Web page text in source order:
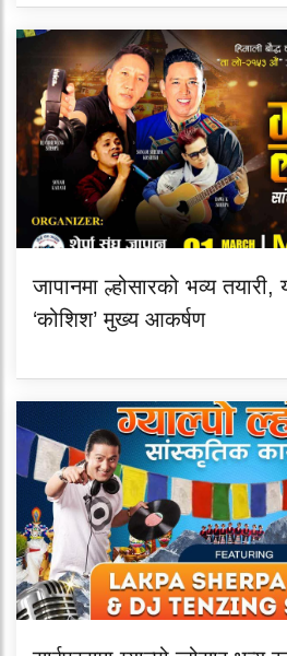
जापानमा ल्होसारको भव्य
‘कोशिश’ मुख्य आकर्षण